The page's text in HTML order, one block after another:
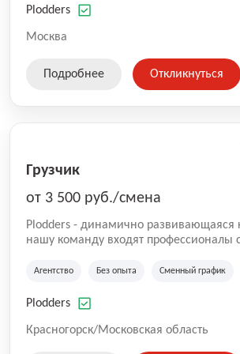
оказываемых услуг.
Plodders
Москва
Подробнее Откликнуться
Грузчик
от 3 500 руб./смена
Plodders - динамично развивающаяся
нашу команду входят профессионалы
на рынке аутсорсинга, а накопленный
оказываемых услуг.
Агентство Без опыта Сменный график
Plodders
Красногорск/Московская область